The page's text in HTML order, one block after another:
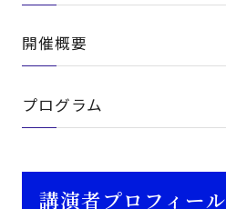
開催概要
プログラム
講演者プロフィール